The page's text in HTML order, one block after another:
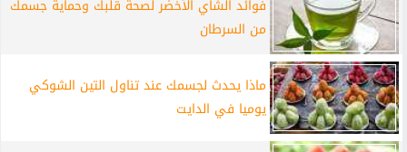
فوائد الشاي الأخضر لصحة قلبك وحماية جسمك
من السرطان
ماذا يحدث لجسمك عند تناول التين الشوكي
يوميا في الدايت